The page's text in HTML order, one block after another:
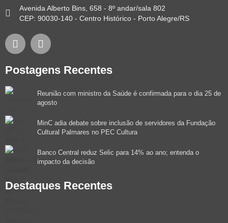
Avenida Alberto Bins, 658 - 8º andar/sala 802
CEP: 90030-140 - Centro Histórico - Porto Alegre/RS
Postagens Recentes
Reunião com ministro da Saúde é confirmada para o dia 25 de
agosto
MinC adia debate sobre inclusão de servidores da Fundação
Cultural Palmares no PEC Cultura
Banco Central reduz Selic para 14% ao ano; entenda o
impacto da decisão
Destaques Recentes